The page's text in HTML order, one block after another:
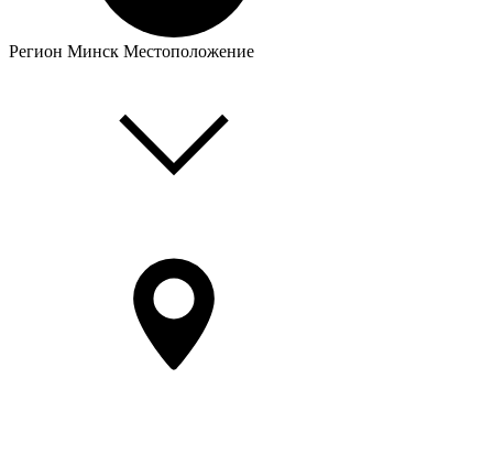
Регион Минск Местоположение